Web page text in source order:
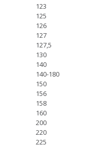
123
125
126
127
127,5
130
140
140-180
150
156
158
160
200
220
225